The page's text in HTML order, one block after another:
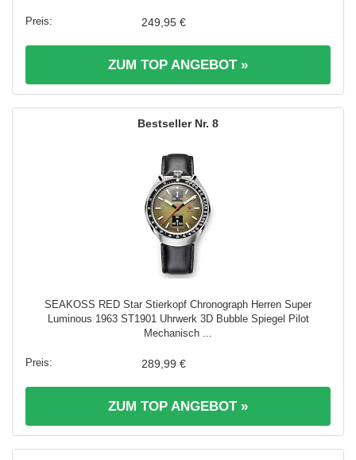
249,95 €
ZUM TOP ANGEBOT »
8
SEAKOSS RED Star Stierkopf Chronograph Herren Super
Luminous 1963 ST1901 Uhrwerk 3D Bubble Spiegel Pilot
Mechanisch ...
289,99 €
ZUM TOP ANGEBOT »